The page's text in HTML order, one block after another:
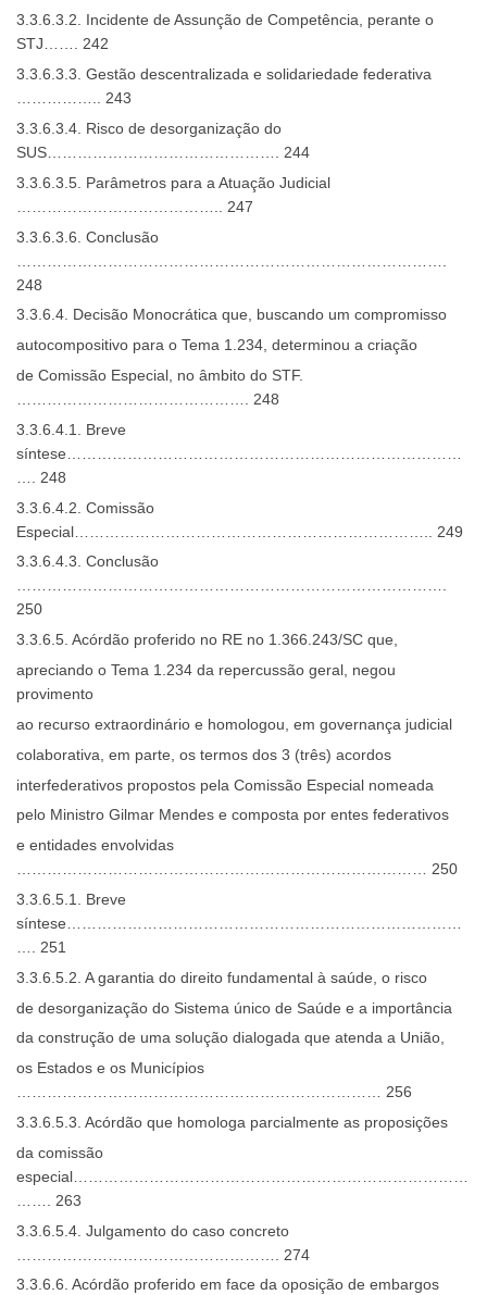
3.3.6.3.2. Incidente de Assunção de Competência, perante o
STJ……. 242
3.3.6.3.3. Gestão descentralizada e solidariedade federativa
…………….. 243
3.3.6.3.4. Risco de desorganização do
SUS………………………………………. 244
3.3.6.3.5. Parâmetros para a Atuação Judicial
………………………………….. 247
3.3.6.3.6. Conclusão
248
3.3.6.4. Decisão Monocrática que, buscando um compromisso
autocompositivo para o Tema 1.234, determinou a criação
de Comissão Especial, no âmbito do STF.
………………………………………. 248
3.3.6.4.1. Breve
síntese……………………………………………………………………
…. 248
3.3.6.4.2. Comissão
Especial…………………………………………………………….. 249
3.3.6.4.3. Conclusão
………………………………………………………………………….
250
3.3.6.5. Acórdão proferido no RE no 1.366.243/SC que,
apreciando o Tema 1.234 da repercussão geral, negou
provimento
ao recurso extraordinário e homologou, em governança judicial
colaborativa, em parte, os termos dos 3 (três) acordos
interfederativos propostos pela Comissão Especial nomeada
pelo Ministro Gilmar Mendes e composta por entes federativos
e entidades envolvidas
……………………………………………………………………… 250
3.3.6.5.1. Breve
síntese……………………………………………………………………
…. 251
3.3.6.5.2. A garantia do direito fundamental à saúde, o risco
de desorganização do Sistema único de Saúde e a importância
da construção de uma solução dialogada que atenda a União,
os Estados e os Municípios
……………………………………………………………… 256
3.3.6.5.3. Acórdão que homologa parcialmente as proposições
da comissão
especial……………………………………………………………………
……. 263
3.3.6.5.4. Julgamento do caso concreto
……………………………………………. 274
3.3.6.6. Acórdão proferido em face da oposição de embargos